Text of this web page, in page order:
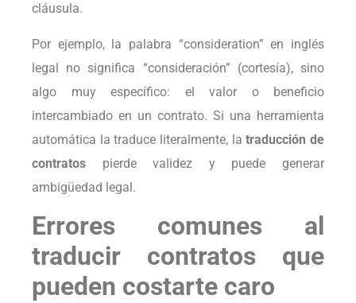
cláusula.
Por ejemplo, la palabra “consideration” en inglés
legal no significa “consideración” (cortesía), sino
algo muy específico: el valor o beneficio
intercambiado en un contrato. Si una herramienta
automática la traduce literalmente, latraducción de
contratos pierde validez y puede generar
ambigüedad legal.
Errores comunes al
traducir contratos que
pueden costarte caro